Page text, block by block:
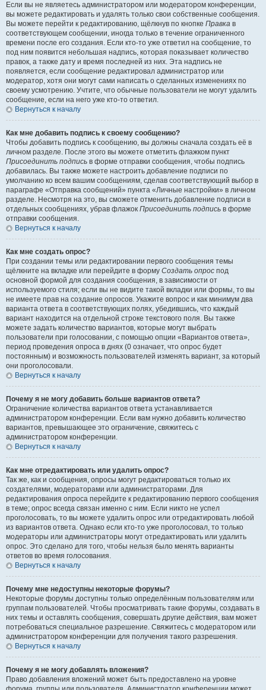
Если вы не являетесь администратором или модератором конференции,
вы можете редактировать и удалять только свои собственные сообщения.
Вы можете перейти к редактированию, щёлкнув по кнопке Правка в
соответствующем сообщении, иногда только в течение ограниченного
времени после его создания. Если кто-то уже ответил на сообщение, то
под ним появится небольшая надпись, которая показывает количество
правок, а также дату и время последней из них. Эта надпись не
появляется, если сообщение редактировал администратор или
модератор, хотя они могут сами написать о сделанных изменениях по
своему усмотрению. Учтите, что обычные пользователи не могут удалить
сообщение, если на него уже кто-то ответил.
Вернуться к началу
Как мне добавить подпись к своему сообщению?
Чтобы добавить подпись к сообщению, вы должны сначала создать её в
личном разделе. После этого вы можете отметить флажком пункт
Присоединить подпись в форме отправки сообщения, чтобы подпись
добавилась. Вы также можете настроить добавление подписи по
умолчанию ко всем вашим сообщениям, сделав соответствующий выбор в
параграфе «Отправка сообщений» пункта «Личные настройки» в личном
разделе. Несмотря на это, вы сможете отменить добавление подписи в
отдельных сообщениях, убрав флажок Присоединить подпись в форме
отправки сообщения.
Вернуться к началу
Как мне создать опрос?
При создании темы или редактировании первого сообщения темы
щёлкните на вкладке или перейдите в форму Создать опрос под
основной формой для создания сообщения, в зависимости от
используемого стиля; если вы не видите такой вкладки или формы, то вы
не имеете прав на создание опросов. Укажите вопрос и как минимум два
варианта ответа в соответствующих полях, убедившись, что каждый
вариант находится на отдельной строке текстового поля. Вы также
можете задать количество вариантов, которые могут выбрать
пользователи при голосовании, с помощью опции «Вариантов ответа»,
период проведения опроса в днях (0 означает, что опрос будет
постоянным) и возможность пользователей изменять вариант, за который
они проголосовали.
Вернуться к началу
Почему я не могу добавить больше вариантов ответа?
Ограничение количества вариантов ответа устанавливается
администратором конференции. Если вам нужно добавить количество
вариантов, превышающее это ограничение, свяжитесь с
администратором конференции.
Вернуться к началу
Как мне отредактировать или удалить опрос?
Так же, как и сообщения, опросы могут редактироваться только их
создателями, модераторами или администраторами. Для
редактирования опроса перейдите к редактированию первого сообщения
в теме; опрос всегда связан именно с ним. Если никто не успел
проголосовать, то вы можете удалить опрос или отредактировать любой
из вариантов ответа. Однако если кто-то уже проголосовал, то только
модераторы или администраторы могут отредактировать или удалить
опрос. Это сделано для того, чтобы нельзя было менять варианты
ответов во время голосования.
Вернуться к началу
Почему мне недоступны некоторые форумы?
Некоторые форумы доступны только определённым пользователям или
группам пользователей. Чтобы просматривать такие форумы, создавать в
них темы и оставлять сообщения, совершать другие действия, вам может
потребоваться специальное разрешение. Свяжитесь с модератором или
администратором конференции для получения такого разрешения.
Вернуться к началу
Почему я не могу добавлять вложения?
Право добавления вложений может быть предоставлено на уровне